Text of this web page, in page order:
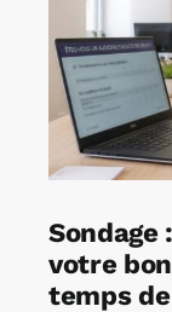
votre
temps